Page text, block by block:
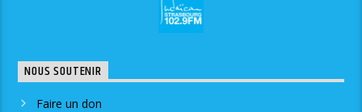
NOUS SOUTENIR
Faire un don